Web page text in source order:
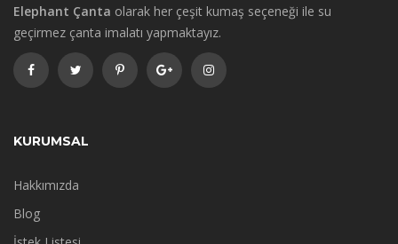
Elephant Çanta olarak her çeşit kumaş seçeneği ile su
geçirmez çanta imalatı yapmaktayız.
KURUMSAL
Hakkımızda
Blog